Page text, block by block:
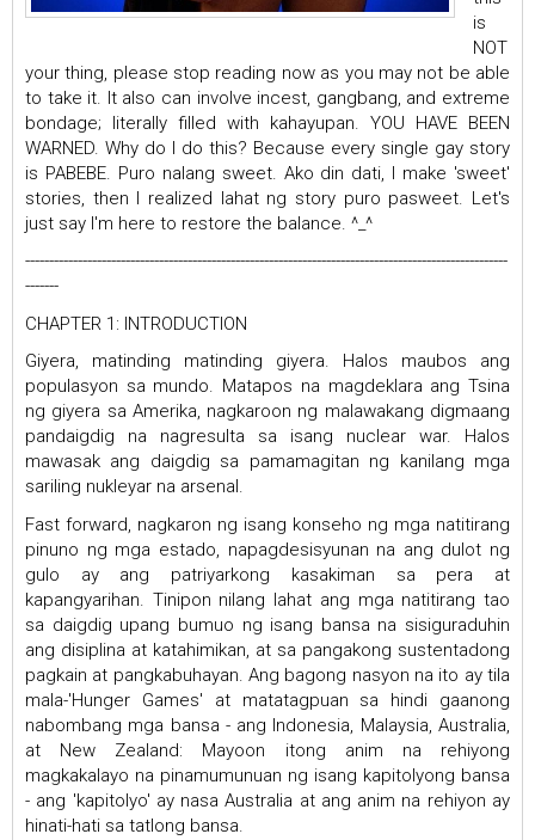
is
NOT
your thing, please stop reading now as you may not be able
to take it. It also can involve incest, gangbang, and extreme
bondage; literally filled with kahayupan. YOU HAVE BEEN
WARNED. Why do I do this? Because every single gay story
is PABEBE. Puro nalang sweet. Ako din dati, I make 'sweet'
stories, then I realized lahat ng story puro pasweet. Let's
just say I'm here to restore the balance. ^_^
-----------------------------------------------------------------------------------------------------
-------
CHAPTER 1: INTRODUCTION
Giyera, matinding matinding giyera. Halos maubos ang
populasyon sa mundo. Matapos na magdeklara ang Tsina
ng giyera sa Amerika, nagkaroon ng malawakang digmaang
pandaigdig na nagresulta sa isang nuclear war. Halos
mawasak ang daigdig sa pamamagitan ng kanilang mga
sariling nukleyar na arsenal.
Fast forward, nagkaron ng isang konseho ng mga natitirang
pinuno ng mga estado, napagdesisyunan na ang dulot ng
gulo ay ang patriyarkong kasakiman sa pera at
kapangyarihan. Tinipon nilang lahat ang mga natitirang tao
sa daigdig upang bumuo ng isang bansa na sisiguraduhin
ang disiplina at katahimikan, at sa pangakong sustentadong
pagkain at pangkabuhayan. Ang bagong nasyon na ito ay tila
mala-'Hunger Games' at matatagpuan sa hindi gaanong
nabombang mga bansa - ang Indonesia, Malaysia, Australia,
at New Zealand: Mayoon itong anim na rehiyong
magkakalayo na pinamumunuan ng isang kapitolyong bansa
- ang 'kapitolyo' ay nasa Australia at ang anim na rehiyon ay
hinati-hati sa tatlong bansa.